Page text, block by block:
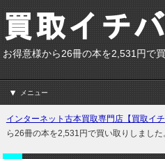
お得意様から26冊の本を2,531円で
メニュー
インターネット古本買取専門店【買取イ
ら26冊の本を2,531円で買い取りしました